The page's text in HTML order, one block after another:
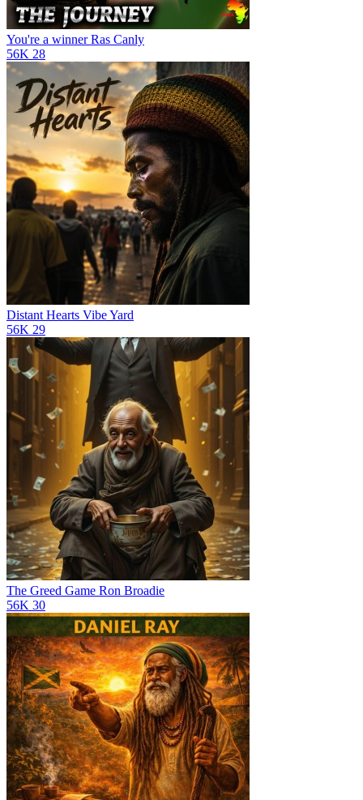
You're a winner Ras Canly
56K 28
Distant Hearts Vibe Yard
56K 29
The Greed Game Ron Broadie
56K 30